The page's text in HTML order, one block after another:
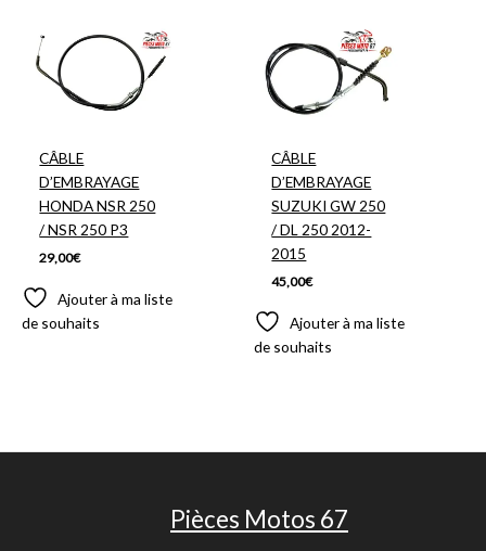
CÂBLE
D’EMBRAYAGE
HONDA NSR 250
/ NSR 250 P3
29,00€
Ajouter à ma liste
de souhaits
CÂBLE
D’EMBRAYAGE
SUZUKI GW 250
/ DL 250 2012-
2015
45,00€
Ajouter à ma liste
de souhaits
Pièces Motos 67